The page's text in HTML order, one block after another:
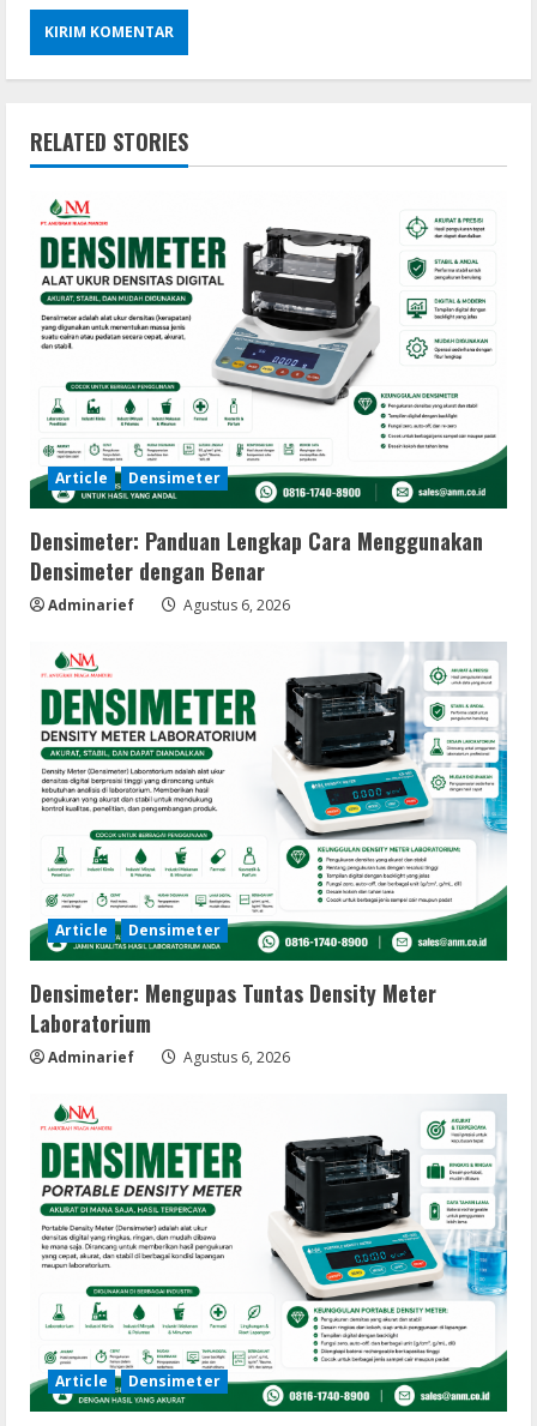
RELATED STORIES
Article Densimeter
Densimeter: Panduan Lengkap Cara Menggunakan
Densimeter dengan Benar
Adminarief Agustus 6, 2026
Article Densimeter
Densimeter: Mengupas Tuntas Density Meter
Laboratorium
Adminarief Agustus 6, 2026
Article Densimeter